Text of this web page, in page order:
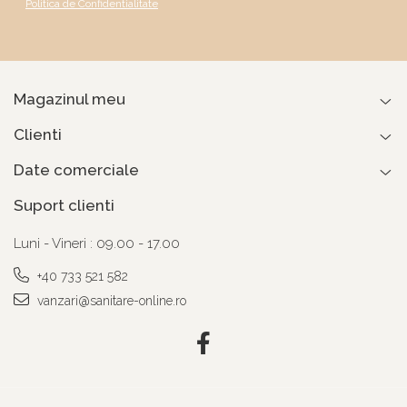
Politica de Confidentialitate
Magazinul meu
Clienti
Date comerciale
Suport clienti
Luni - Vineri : 09.00 - 17.00
+40 733 521 582
vanzari@sanitare-online.ro